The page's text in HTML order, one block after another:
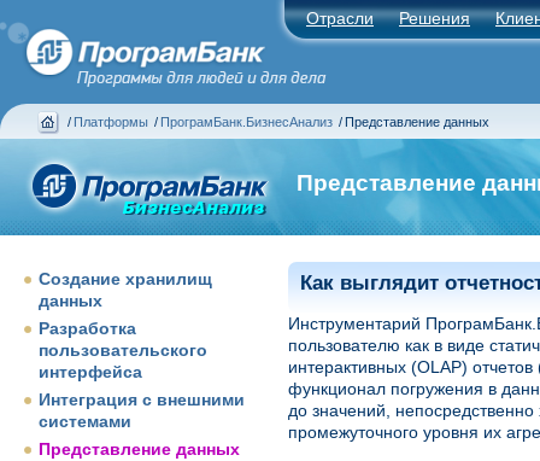
Отрасли Решения
/ Платформы / ПрограмБанк.БизнесАнализ / Представление данных
Представление
Создание хранилищ
данных
Разработка
пользовательского
интерфейса
Интеграция с внешними
системами
Представление данных
Как выглядит
Инструментарий
пользователю как в виде
интерактивных (OLAP)
функционал погружения в
до значений,
промежуточного уровня их